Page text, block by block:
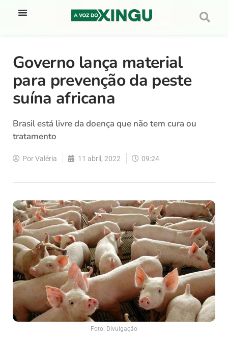
Governo lança material
para prevenção da peste
suína africana
Brasil está livre da doença que não tem cura ou
tratamento
PorValéria 11 abril, 2022 09:24
Foto: Divulgação